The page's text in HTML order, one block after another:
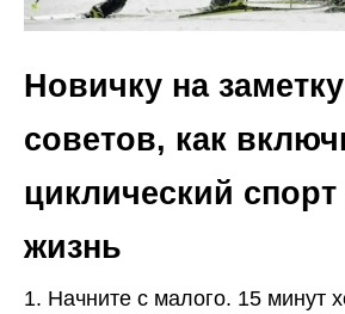
Новичку на
советов, как
циклический
жизнь
Начните с малого. 15 минут